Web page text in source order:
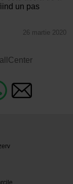
un pas
26 martie 2020